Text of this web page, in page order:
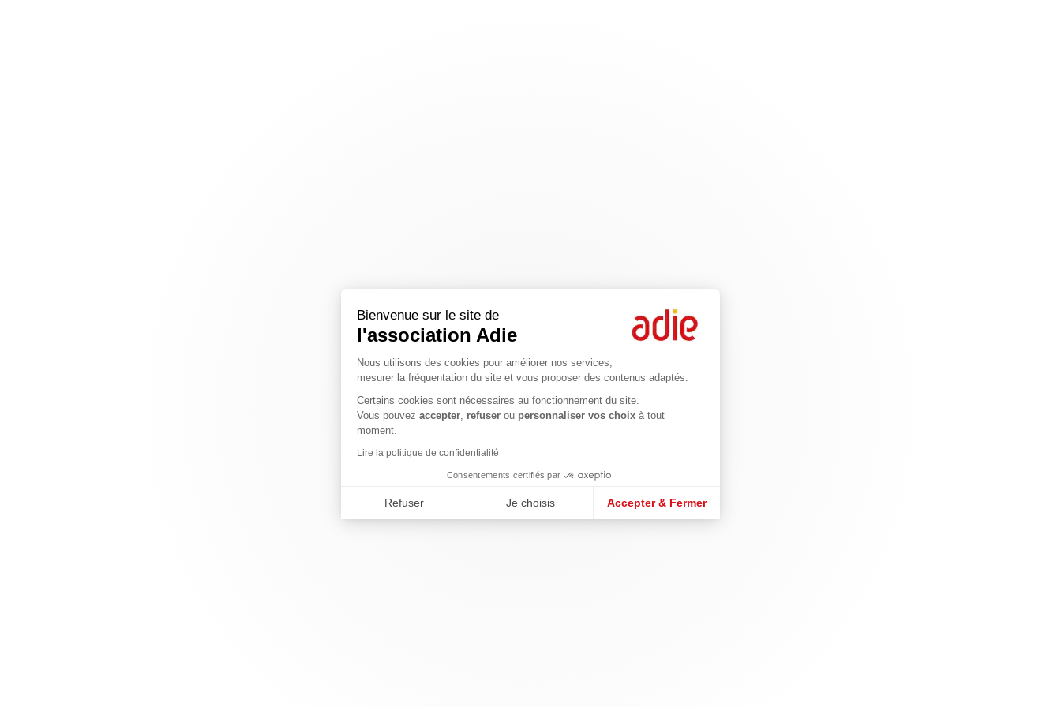
Bienvenue sur le site de
l'association Adie
Nous utilisons des cookies pour améliorer nos services,
mesurer la fréquentation du site et vous proposer des contenus adaptés.
Certains cookies sont nécessaires au fonctionnement du site.
Vous pouvez accepter, refuser ou personnaliser vos choix à tout
moment.
Lire la politique de confidentialité
Consentements certifiés par
Refuser Je choisis Accepter & Fermer
Axeptio consent